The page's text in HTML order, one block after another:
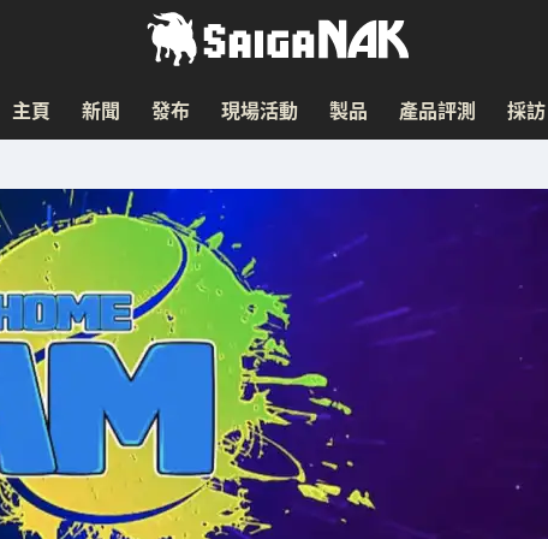
主頁 新聞 發布 現場活動 製品 產品評測 採訪